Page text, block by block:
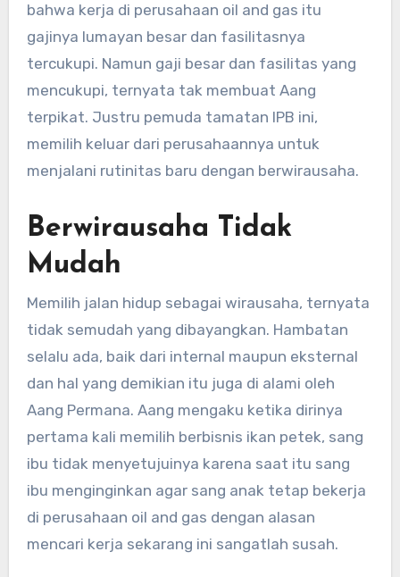
bahwa kerja di perusahaan oil and gas itu
gajinya lumayan besar dan fasilitasnya
tercukupi. Namun gaji besar dan fasilitas yang
mencukupi, ternyata tak membuat Aang
terpikat. Justru pemuda tamatan IPB ini,
memilih keluar dari perusahaannya untuk
menjalani rutinitas baru dengan berwirausaha.
Berwirausaha Tidak
Mudah
Memilih jalan hidup sebagai wirausaha, ternyata
tidak semudah yang dibayangkan. Hambatan
selalu ada, baik dari internal maupun eksternal
dan hal yang demikian itu juga di alami oleh
Aang Permana. Aang mengaku ketika dirinya
pertama kali memilih berbisnis ikan petek, sang
ibu tidak menyetujuinya karena saat itu sang
ibu menginginkan agar sang anak tetap bekerja
di perusahaan oil and gas dengan alasan
mencari kerja sekarang ini sangatlah susah.